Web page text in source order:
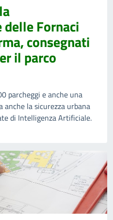
Fornaci
consegnati
il parco
parcheggi e anche una
anche la sicurezza urbana
di Intelligenza Artificiale.